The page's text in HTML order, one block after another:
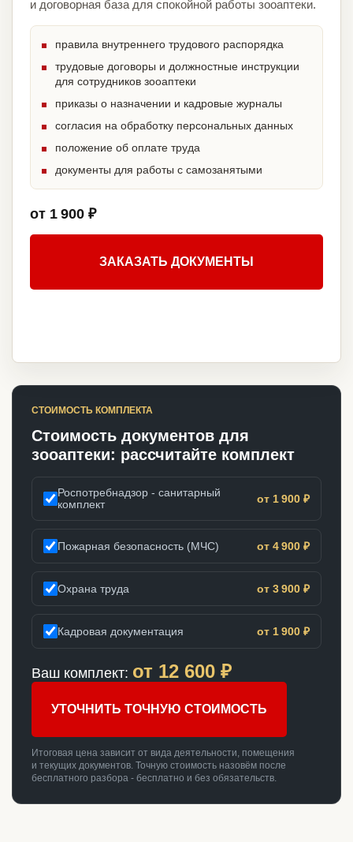
и договорная база для спокойной работы зооаптеки.
правила внутреннего трудового распорядка
трудовые договоры и должностные инструкции
для сотрудников зооаптеки
приказы о назначении и кадровые журналы
согласия на обработку персональных данных
положение об оплате труда
документы для работы с самозанятыми
от 1 900 ₽
ЗАКАЗАТЬ ДОКУМЕНТЫ
СТОИМОСТЬ КОМПЛЕКТА
Стоимость документов для
зооаптеки: рассчитайте комплект
Роспотребнадзор - санитарный
комплект
от 1 900 ₽
Пожарная безопасность (МЧС) от 4 900 ₽
Охрана труда от 3 900 ₽
Кадровая документация от 1 900 ₽
Ваш комплект: от 12 600 ₽
УТОЧНИТЬ ТОЧНУЮ СТОИМОСТЬ
Итоговая цена зависит от вида деятельности, помещения
и текущих документов. Точную стоимость назовём после
бесплатного разбора - бесплатно и без обязательств.